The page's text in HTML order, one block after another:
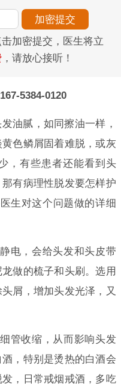
加密提交，医生将立
，请放心接听！
5384-0120
油腻，如同擦油一样，
色鳞屑固着难脱，或灰
，有些患者还能看到头
有病理性脱发要怎样护
生对这个问题做的详细
电，会给头发和头皮带
做的梳子和头刷。选用
屑，增加头发光泽，又
管收缩，从而影响头发
，特别是烫热的白酒会
，日常戒烟戒酒，多吃